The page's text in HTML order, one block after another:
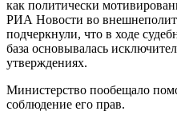
как политически
РИА Новости во
подчеркнули, что в ходе
база основывалась
утверждениях.
Министерство пообещало
соблюдение его прав.